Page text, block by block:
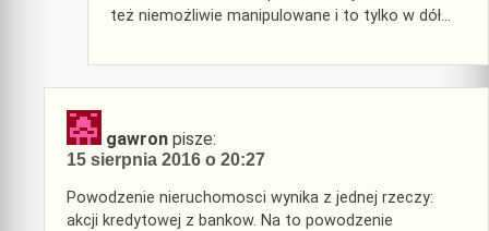
też niemożliwie manipulowane i to tylko w dół…
gawron pisze:
15 sierpnia 2016 o 20:27
Powodzenie nieruchomosci wynika z jednej rzeczy:
akcji kredytowej z bankow. Na to powodzenie